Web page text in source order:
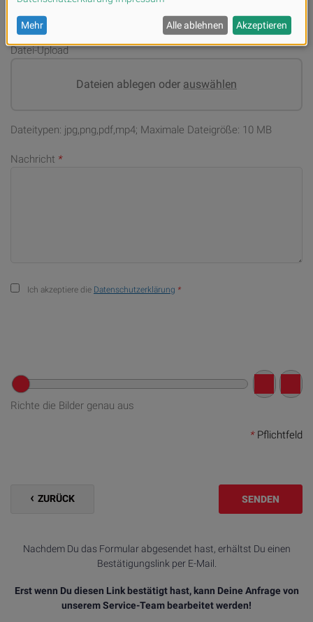
Datei-Upload
Dateien ablegen oder auswählen
Dateitypen: jpg,png,pdf,mp4; Maximale Dateigröße: 10 MB
Nachricht *
Ich akzeptiere die Datenschutzerklärung *
Richte die Bilder genau aus
*Pflichtfeld
ZURÜCK SENDEN
Nachdem Du das Formular abgesendet hast, erhältst Du einen
Bestätigungslink per E-Mail.
Erst wenn Du diesen Link bestätigt hast, kann Deine Anfrage von
unserem Service-Team bearbeitet werden!